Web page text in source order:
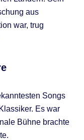
aus
war, trug
Songs
Es war
Bühne brachte